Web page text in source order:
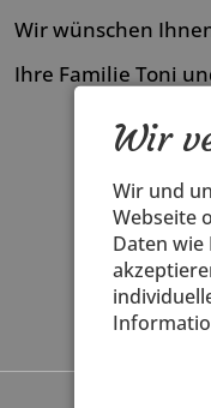
Wir wünschen
Ihre Familie Toni
Wir
Wir und
Webseite
Daten